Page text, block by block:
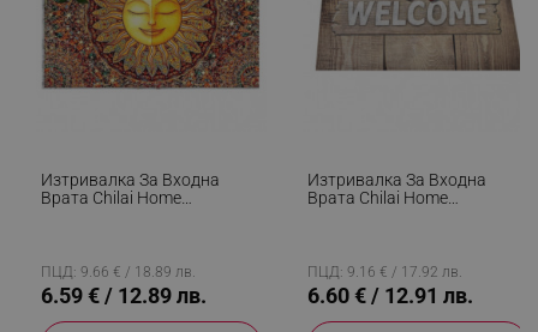
Изтривалка За Входна
Врата Chilai Home
ПЦД: 9.66 € / 18.89 лв.
6.59 € / 12.89 лв.
Изтривалка За Входна
Врата Chilai Home
ПЦД: 9.16 € / 17.92 лв.
6.60 € / 12.91 лв.